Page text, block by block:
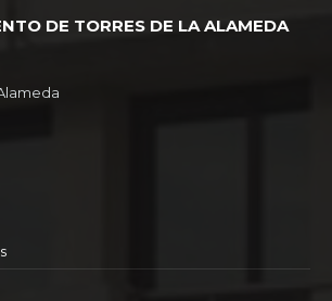
DE TORRES DE LA ALAMEDA